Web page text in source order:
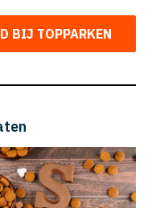
BIJ TOPPARKEN